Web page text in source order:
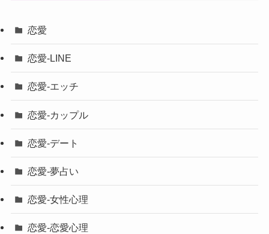
恋愛
恋愛-LINE
恋愛-エッチ
恋愛-カップル
恋愛-デート
恋愛-夢占い
恋愛-女性心理
恋愛-恋愛心理